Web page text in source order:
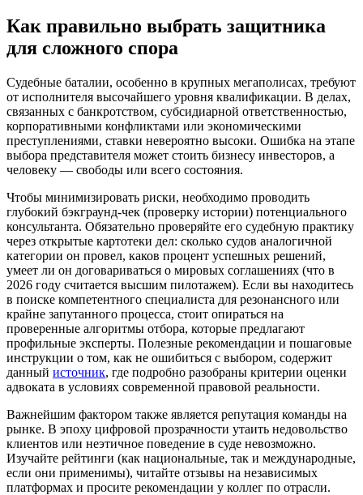
Как правильно выбрать защитника
для сложного спора
Судебные баталии, особенно в крупных мегаполисах, требуют
от исполнителя высочайшего уровня квалификации. В делах,
связанных с банкротством, субсидиарной ответственностью,
корпоративными конфликтами или экономическими
преступлениями, ставки невероятно высоки. Ошибка на этапе
выбора представителя может стоить бизнесу инвесторов, а
человеку — свободы или всего состояния.
Чтобы минимизировать риски, необходимо проводить
глубокий бэкграунд-чек (проверку истории) потенциального
консультанта. Обязательно проверяйте его судебную практику
через открытые картотеки дел: сколько судов аналогичной
категории он провел, каков процент успешных решений,
умеет ли он договариваться о мировых соглашениях (что в
2026 году считается высшим пилотажем). Если вы находитесь
в поиске компетентного специалиста для резонансного или
крайне запутанного процесса, стоит опираться на
проверенные алгоритмы отбора, которые предлагают
профильные эксперты. Полезные рекомендации и пошаговые
инструкции о том, как не ошибиться с выбором, содержит
данный источник, где подробно разобраны критерии оценки
адвоката в условиях современной правовой реальности.
Важнейшим фактором также является репутация команды на
рынке. В эпоху цифровой прозрачности утаить недовольство
клиентов или неэтичное поведение в суде невозможно.
Изучайте рейтинги (как национальные, так и международные,
если они применимы), читайте отзывы на независимых
платформах и просите рекомендации у коллег по отрасли.